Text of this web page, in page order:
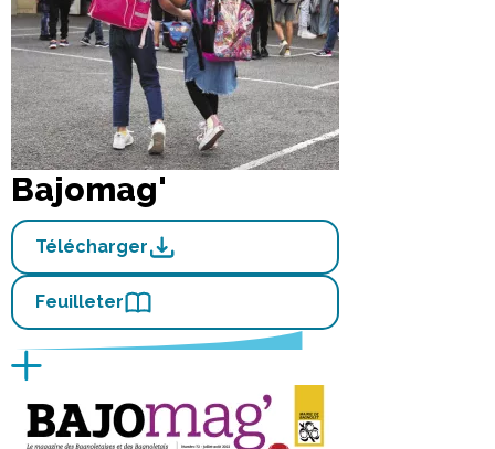
Bajomag'
Télécharger
Feuilleter